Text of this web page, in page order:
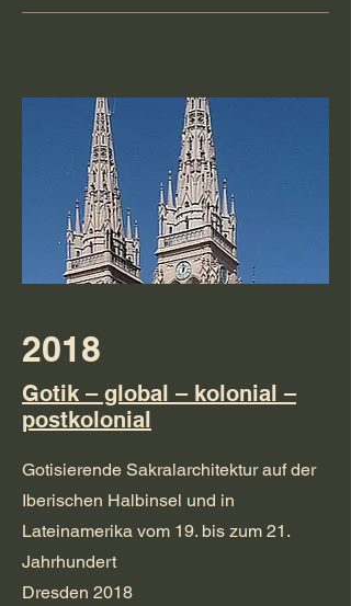
2018
Gotik – global – kolonial –
postkolonial
Gotisierende Sakralarchitektur auf der
Iberischen Halbinsel und in
Lateinamerika vom 19. bis zum 21.
Jahrhundert
Dresden 2018